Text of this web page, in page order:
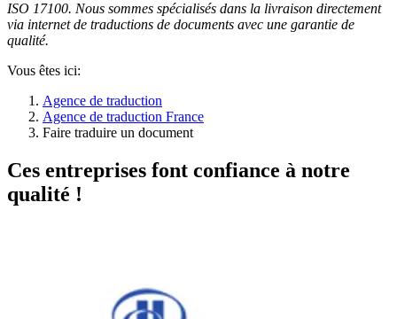
ISO 17100. Nous sommes spécialisés dans la livraison directement
via internet de traductions de documents avec une garantie de
qualité.
Vous êtes ici:
Agence de traduction
Agence de traduction France
Faire traduire un document
Ces entreprises font confiance à notre
qualité !